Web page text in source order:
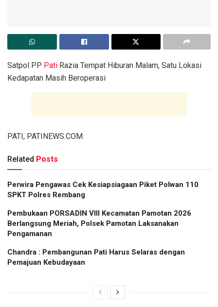
Satpol PP Pati Razia Tempat Hiburan Malam, Satu Lokasi
Kedapatan Masih Beroperasi
PATI, PATINEWS.COM
Related Posts
Perwira Pengawas Cek Kesiapsiagaan Piket Polwan 110
SPKT Polres Rembang
Pembukaan PORSADIN VIII Kecamatan Pamotan 2026
Berlangsung Meriah, Polsek Pamotan Laksanakan
Pengamanan
Chandra : Pembangunan Pati Harus Selaras dengan
Pemajuan Kebudayaan